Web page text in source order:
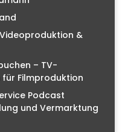
&
– TV-
Filmproduktion
Podcast
und Vermarktung